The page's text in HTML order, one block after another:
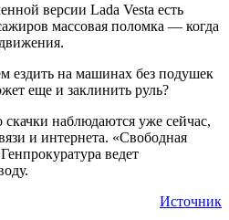
версии Lada Vesta есть
массовая поломка — когда
ездить на машинах без подушек
еще и заклинить руль?
скачки наблюдаются уже сейчас,
и интернета. «Свободная
ведет
Источник